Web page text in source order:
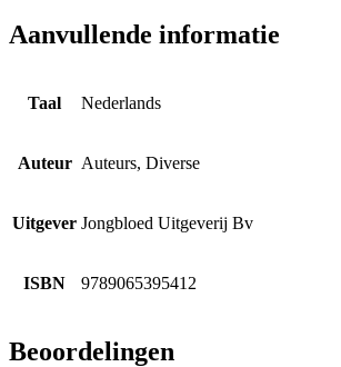
Aanvullende informatie
Taal Nederlands
Auteur Auteurs, Diverse
Uitgever Jongbloed Uitgeverij Bv
ISBN 9789065395412
Beoordelingen